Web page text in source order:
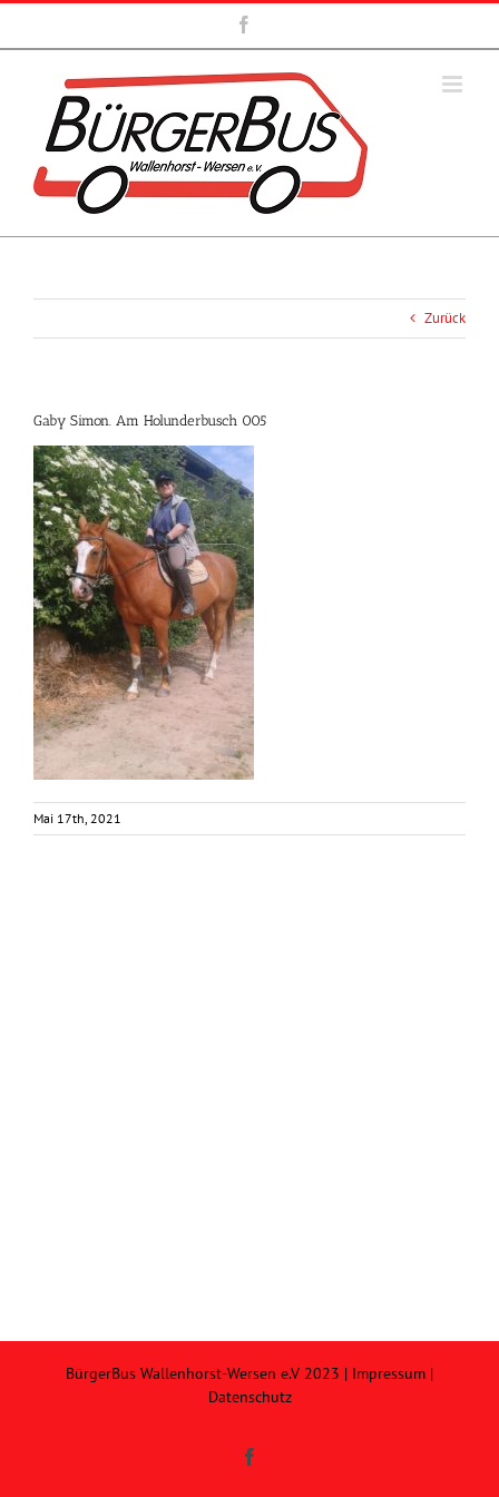
Zum
springen
Zurück
Gaby Simon. Am Holunderbusch 005
Mai 17th, 2021
BürgerBus Wallenhorst-Wersen e.V 2023 | Impressum |
Datenschutz